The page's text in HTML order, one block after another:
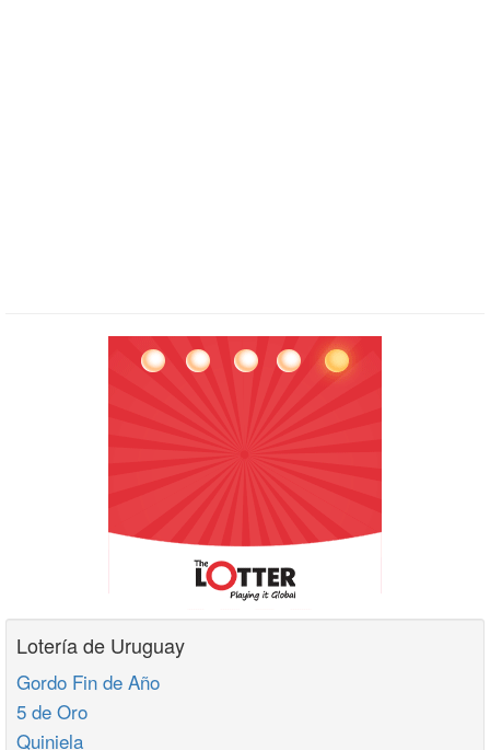
Lotería de Uruguay
Gordo Fin de Año
5 de Oro
Quiniela